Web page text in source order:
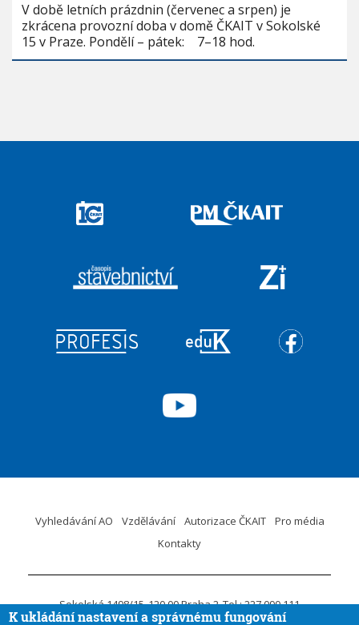
V době letních prázdnin (červenec a srpen) je
zkrácena provozní doba v domě ČKAIT v Sokolské
15 v Praze. Pondělí – pátek: 7–18 hod.
Vyhledávání AO Vzdělávání Autorizace ČKAIT
Pro média
Kontakty
Sokolská 1498/15 120 00 Praha 2 Tel.: 227 090 111
ID DS:krvaigt E-mail.:ckait@ckait.cz Ochrana osobních údajů
K ukládání nastavení a správnému fungování